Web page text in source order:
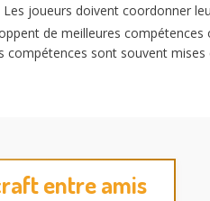
Les joueurs doivent coordonner
de meilleures compétences
sont souvent mises
entre amis